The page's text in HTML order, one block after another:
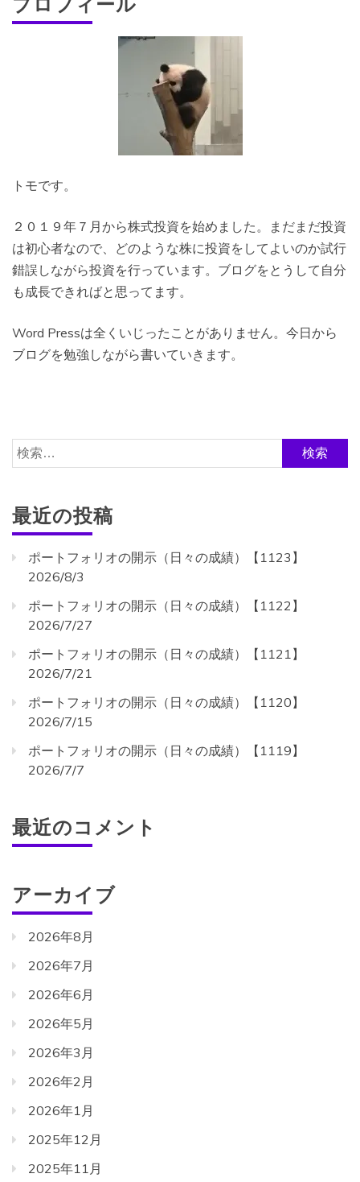
トモです。
２０１９年７月から株式投資を始めました。まだまだ投資
は初心者なので、どのような株に投資をしてよいのか試行
錯誤しながら投資を行っています。ブログをとうして自分
も成長できればと思ってます。
Word Pressは全くいじったことがありません。今日から
ブログを勉強しながら書いていきます。
検
索:
最近の投稿
ポートフォリオの開示（日々の成績）【1123】
2026/8/3
ポートフォリオの開示（日々の成績）【1122】
2026/7/27
ポートフォリオの開示（日々の成績）【1121】
2026/7/21
ポートフォリオの開示（日々の成績）【1120】
2026/7/15
ポートフォリオの開示（日々の成績）【1119】
2026/7/7
最近のコメント
アーカイブ
2026年8月
2026年7月
2026年6月
2026年5月
2026年3月
2026年2月
2026年1月
2025年12月
2025年11月